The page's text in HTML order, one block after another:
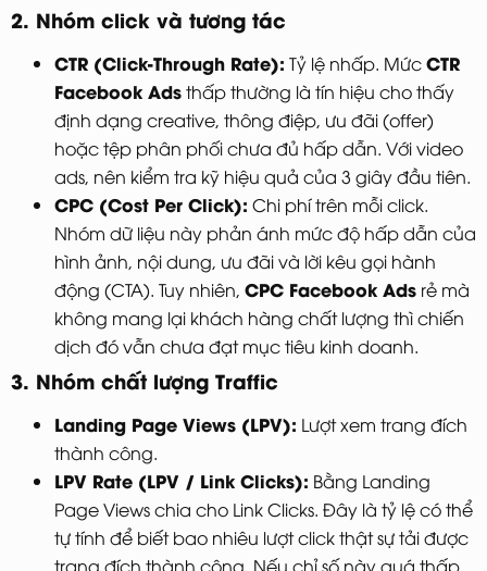
2. Nhóm click và tương tác
CTR (Click-Through Rate): Tỷ lệ nhấp. MứcCTR
Facebook Adsthấp thường là tín hiệu cho thấy
định dạng creative, thông điệp, ưu đãi (offer)
hoặc tệp phân phối chưa đủ hấp dẫn. Với video
ads, nên kiểm tra kỹ hiệu quả của 3 giây đầu tiên.
CPC (Cost Per Click): Chi phí trên mỗi click.
Nhóm dữ liệu này phản ánh mức độ hấp dẫn của
hình ảnh, nội dung, ưu đãi và lời kêu gọi hành
động (CTA). Tuy nhiên, CPC Facebook Ads rẻ mà
không mang lại khách hàng chất lượng thì chiến
dịch đó vẫn chưa đạt mục tiêu kinh doanh.
3. Nhóm chất lượng Traffic
Landing Page Views (LPV): Lượt xem trang đích
thành công.
LPV Rate (LPV / Link Clicks): Bằng Landing
Page Views chia cho Link Clicks. Đây là tỷ lệ có thể
tự tính để biết bao nhiêu lượt click thật sự tải được
trang đích thành công. Nếu chỉ số này quá thấp,